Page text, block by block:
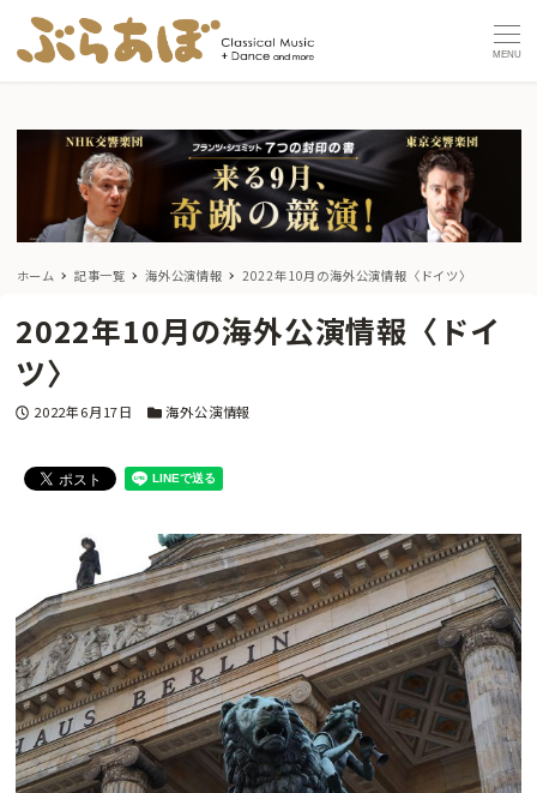
MENU
ホーム 記事一覧 海外公演情報 2022年10月の海外公演情報〈ドイツ〉
2022年10月の海外公演情報〈ドイ
ツ〉
投稿日
2022年6月17日 カテゴリー
海外公演情報